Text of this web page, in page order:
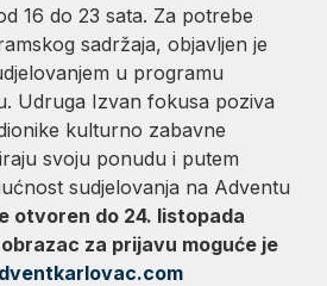
16 do 23 sata. Za potrebe
sadržaja, objavljen je
u programu
Udruga Izvan fokusa poziva
kulturno zabavne
svoju ponudu i putem
sudjelovanja na Adventu
otvoren do 24. listopada
za prijavu moguće je